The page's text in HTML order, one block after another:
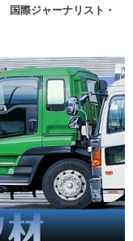
国際ジャーナリスト・